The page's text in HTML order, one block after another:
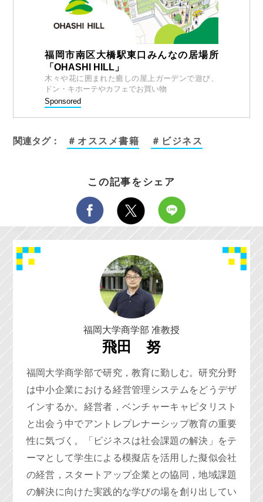
福岡市南区大橋駅東口みんなの居場所
「OHASHI HILL」
木々や花に囲まれた癒しの屋上ガーデンで遊び、
ドン・キホーテやカフェでお買い物
Sponsored
関連タグ： ＃オススメ書籍 ＃ビジネス
この記事をシェア
福岡大学商学部 准教授
飛田 努
福岡大学商学部で研究，教育に勤しむ。研究分野
は中小企業における経営管理システムをどうデザ
インするか。経営者，ベンチャーキャピタリスト
と出会う中でアントレプレナーシップ教育の重要
性に気づく。「ビジネスは社会課題の解決」をテ
ーマとして学生による模擬店を活用した擬似会社
の経営，スタートアップ企業との協同，地域課題
の解決に向けた実践的な学びの場を創り出してい